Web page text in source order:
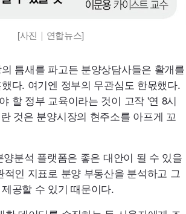
[사진｜연합뉴스]
틈새를 파고든 분양상담사들은 활개를
다. 여기엔 정부의 무관심도 한몫했다.
할 정부 교육이라는 것이 고작 '연 8시
것은 분양시장의 현주소를 아프게 꼬
양분석 플랫폼은 좋은 대안이 될 수 있을
적인 지표로 분양 부동산을 분석하고 그
공할 수 있기 때문이다.